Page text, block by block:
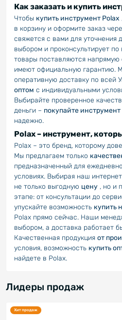
Как заказать и купить
Чтобы купить инструмент Polax
в корзину и оформите заказ
свяжется с вами для уточнения
выбором и проконсультирует
товары поставляются напрямую
имеют официальную гарантию.
оперативную доставку по всей
оптом с индивидуальными
Выбирайте проверенное
деньги – покупайте инструмент
надежно.
Polax – инструмент,
Polax – это бренд, которому
Мы предлагаем только
предназначенный для
условиях. Выбирая наш
не только выгодную цену , но и
этапе: от консультации до
упускайте возможность купить
Polax прямо сейчас. Наши
выбором, а доставка работает
Качественная продукция от
условия, возможность купить
найдете в Polax.
Лидеры продаж
Хит продаж